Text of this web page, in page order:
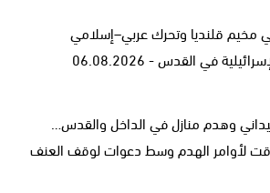
مخيم قلنديا وتحرك عربي–إسلامي
في القدس - 06.08.2026
وهدم منازل في الداخل والقدس…
لأوامر الهدم وسط دعوات لوقف العنف